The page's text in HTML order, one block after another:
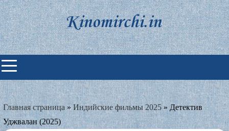
Skip
to
content
Индийские фильмы смотреть
онлайн
Главная страница»Индийские фильмы 2025»Детектив
Уджвалан (2025)